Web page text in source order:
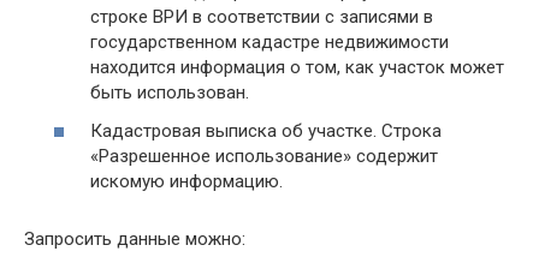
строке ВРИ в соответствии с записями в
государственном кадастре недвижимости
находится информация о том, как участок может
быть использован.
Кадастровая выписка об участке. Строка
«Разрешенное использование» содержит
искомую информацию.
Запросить данные можно: